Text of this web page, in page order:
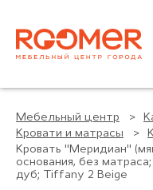
Мебельный центр
Кровати и матрасы
Кровать "Меридиан"
основания, без
дуб; Tiffany 2 Beige